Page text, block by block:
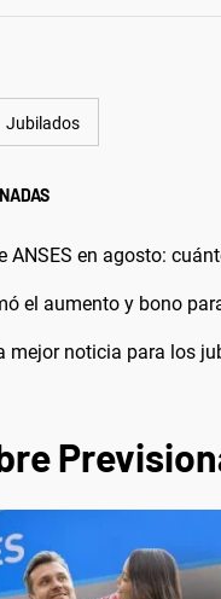
Jubilados
ANSES en agosto:
el aumento y bono
mejor noticia para los